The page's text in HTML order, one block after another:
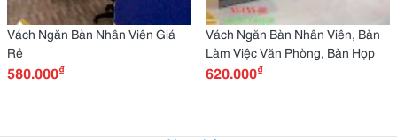
Vách Ngăn Bàn Nhân Viên Giá
Rẻ
580.000₫
Vách Ngăn Bàn Nhân Viên, Bàn
Làm Việc Văn Phòng, Bàn Họp
620.000₫